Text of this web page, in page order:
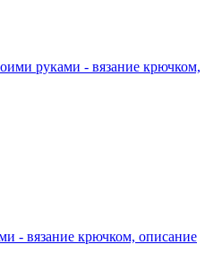
руками - вязание крючком,
- вязание крючком, описание